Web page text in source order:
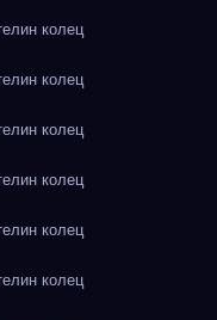
колец
колец
колец
колец
колец
колец